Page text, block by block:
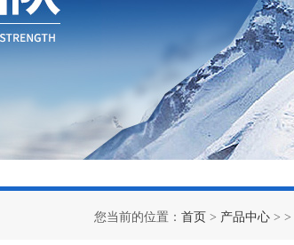
您当前的位置： 首页 > 产品中心 > >